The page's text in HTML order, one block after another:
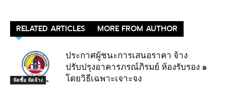
RELATED ARTICLES MORE FROM AUTHOR
จัดซื้อ จัดจ้าง
ประกาศผู้ชนะการเสนอราคา จ้าง
ปรับปรุงอาคารภรณ์ภิรมย์ ห้องรับรอง ๑
โดยวิธีเฉพาะเจาะจง